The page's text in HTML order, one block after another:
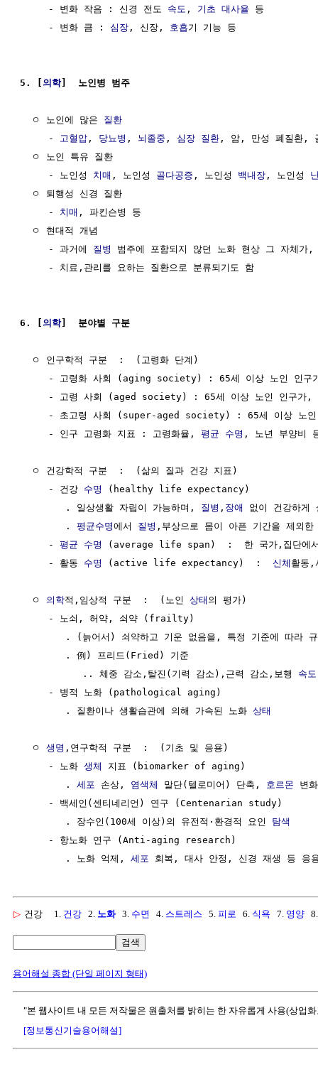
     - 변화 작음 : 신경 전도
속도 , 기초 대사율 등
     - 변화 큼 :
심장 , 신장, 호흡기 기능 등
5. [ 의학]  노인병 범주
  ㅇ 노인에 많은
질환
     -
고혈압 , 당뇨병 , 뇌졸중 , 심장 질환 , 암, 만성 폐질환,
  ㅇ 노인 특유 질환
     - 노인성
치매 , 노인성 골다공증 , 노인성 백내장 , 노인성
  ㅇ 퇴행성 신경 질환
     -
치매 , 파킨슨병 등
  ㅇ 현대적 개념
     - 과거에
질병
범주에 포함되지 않던 노화 현상 그 자체가
     - 치료,관리를 요하는 질환으로 분류되기도 함
6. [ 의학]  분야별 구분
  ㅇ 인구학적 구분  :  (고령화 단계)
- 고령화 사회 (aging society) : 65세 이상 노인 인구
- 고령 사회 (aged society) : 65세 이상 노인 인구가,
- 초고령 사회 (super-aged society) : 65세 이상 노인
     - 인구 고령화 지표 : 고령화율,
평균 수명 , 노년 부양비
  ㅇ 건강학적 구분  :  (삶의 질과 건강 지표)
     - 건강
수명
(healthy life expectancy)
        . 일상생활 자립이 가능하며,
질병 , 장애
없이 건강하게
        .
평균수명에서 질병 ,부상으로 몸이 아픈 기간을 제외한
     -
평균 수명
(average life span)  :  한 국가,집단에서
     - 활동
수명 (active life expectancy)  : 신체 활동,
  ㅇ
의학적,임상적 구분  :  (노인 상태 의 평가)
     - 노쇠, 허약, 쇠약 (frailty)
. (늙어서) 쇠약하고 기운 없음을, 특정 기준에 따라
        . 例) 프리드(Fried) 기준
           .. 체중 감소,탈진(기력 감소),근력 감소,보행
속도
     - 병적 노화 (pathological aging)
        . 질환이나 생활습관에 의해 가속된 노화
상태
  ㅇ
생명 ,연구학적 구분  :  (기초 및 응용)
     - 노화
생체
지표 (biomarker of aging)
        .
세포 손상, 염색체 말단(텔로미어) 단축, 호르몬 변
     - 백세인(센티네리언) 연구 (Centenarian study)
        . 장수인(100세 이상)의 유전적·환경적 요인
탐색
     - 항노화 연구 (Anti-aging research)
        . 노화 억제,
세포 회복, 대사 안정, 신경 재생 등 응
▷ 건강 1. 건강 2. 노화3. 수면 4. 스트레스 5. 피로 6. 식욕 7. 영양
검색
용어해설 종합 (단일 페이지 형태)
"본 웹사이트 내 모든 저작물은 원출처를 밝히는 한 자유롭게 사용(상업
[정보통신기술용어해설]